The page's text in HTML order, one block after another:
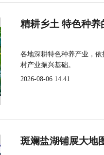
精耕乡土 特色种养
各地深耕特色种养产业，
村产业振兴基础。
2026-08-06 14:41
斑斓盐湖铺展大地